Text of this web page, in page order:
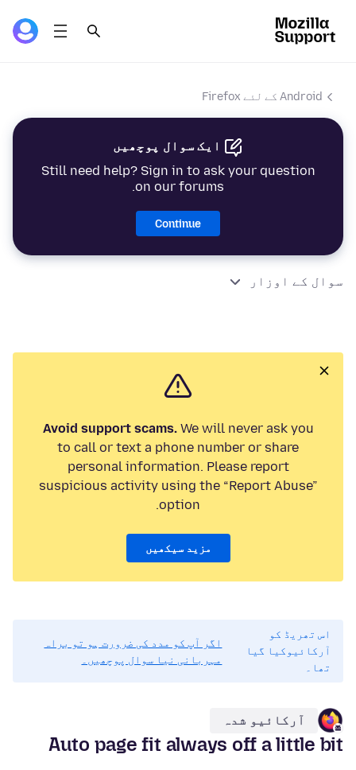
Android کے لئے Firefox
ایک سوال پوچھیں
Still need help? Sign in to ask your question
on our forums.
Continue
سوال کے اوزار
Avoid support scams.We will never ask you
to call or text a phone number or share
personal information. Please report
suspicious activity using the “Report Abuse”
option.
مزید سیکھیں
اس تھریڈ کو
آرکائیوکیا گیا
تھا۔
اگر آپ کو مدد کی ضرورت ہو تو براہ
مہربانی نیا سوال پوچھیں۔
آرکائیو شدہ
Auto page fit always off a little bit